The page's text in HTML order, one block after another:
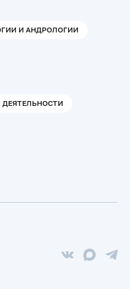
И АНДРОЛОГИИ